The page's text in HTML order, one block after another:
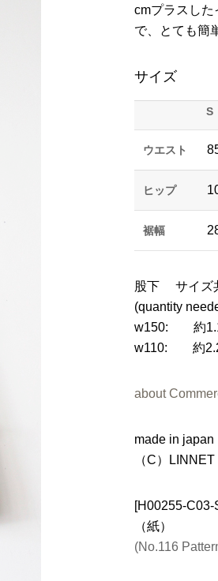
cmプラスし
で、とても簡
サイズ
S
ウエスト
ヒップ
裾幅
股下 サイズ
(quantity
w150: 約
w110: 約
about
made in japan
（C）LINNET
[H00255-
（紙）
(No.116